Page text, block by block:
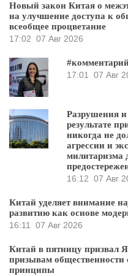
Новый закон Китая о
на улучшение доступа к
всеобщее процветание
17:02 07 Авг 2026
17:01 07 Авг
Разрушения
результате
никогда не
агрессии и
милитаризма
16:12 07 Авг
Китай уделяет внимание
развитию как основе
16:11 07 Авг 2026
Китай в пятницу призвал
призывам общественности
принципы